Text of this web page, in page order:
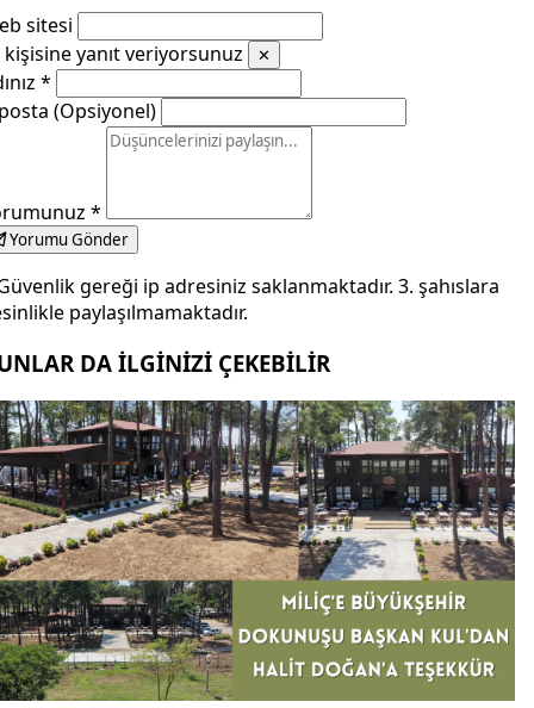
sitesi
kişisine yanıt veriyorsunuz
✕
*
(Opsiyonel)
*
Yorumu Gönder
gereği ip adresiniz saklanmaktadır. 3. şahıslara
paylaşılmamaktadır.
DA İLGİNİZİ ÇEKEBİLİR